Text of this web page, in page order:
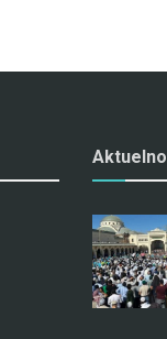
Aktuelno